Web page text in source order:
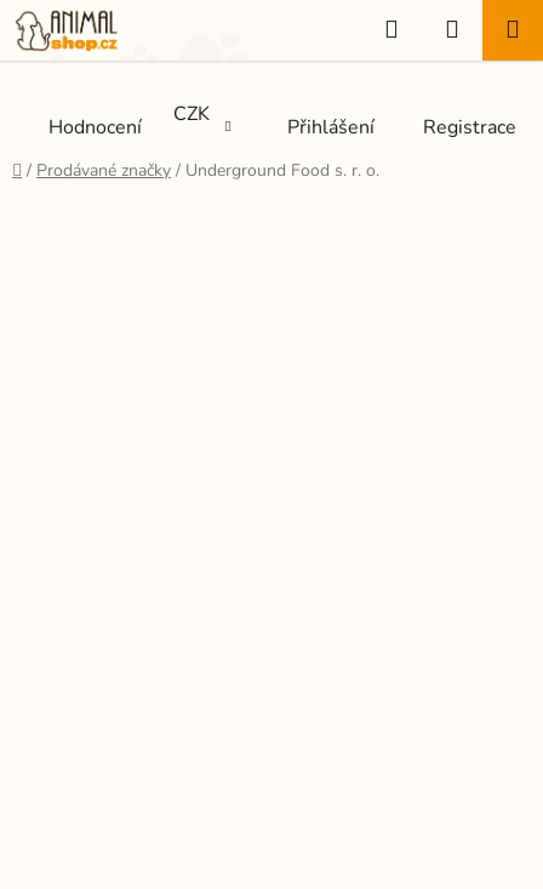
Přejít
na
obsah
Hodnocení CZK Přihlášení Registrace
Hledat
KOŠÍK
Domů
/ Prodávané značky / Underground Food s. r. o.